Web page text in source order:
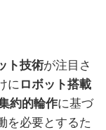
ト技術が注目さ
に ロボット搭載
約的輪作に基づ
を必要とするた